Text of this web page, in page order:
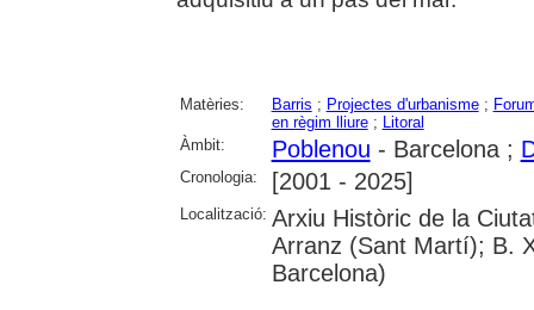
Matèries: Barris ; Projectes d'urbanisme;
en règim lliure; Litoral
Àmbit:
Poblenou - Barcelona ;
Cronologia: [2001 - 2025]
Localització: Arxiu Històric de la
Arranz (Sant Martí); B.
Barcelona)